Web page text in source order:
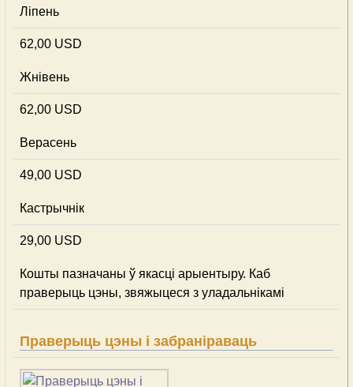
Ліпень
62,00 USD
Жнівень
62,00 USD
Верасень
49,00 USD
Кастрычнік
29,00 USD
Кошты пазначаны ў якасці арыентыру. Каб
праверыць цэны, звяжыцеся з уладальнікамі
Праверыць цэны і забраніраваць